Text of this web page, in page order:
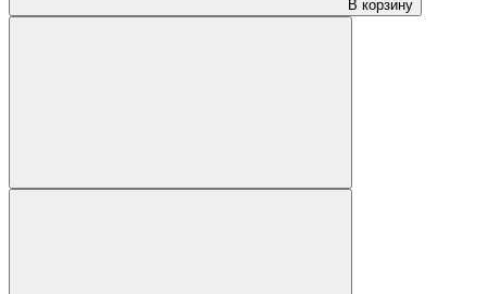
В корзину